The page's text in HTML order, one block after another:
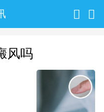
风吗